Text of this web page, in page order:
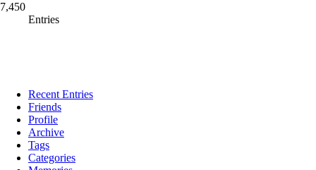
7,450
Entries
Recent Entries
Friends
Profile
Archive
Tags
Categories